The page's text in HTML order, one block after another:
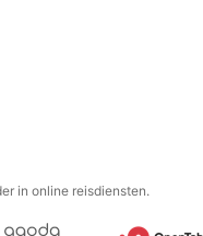
in online reisdiensten.